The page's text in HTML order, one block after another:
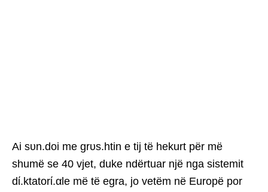
Ai sυn.doi me grυs.htin e tij të hekurt për më
shumë se 40 vjet, duke ndërtuar një nga sistemit
dί.ktatorί.αle më të egra, jo vetëm në Europë por